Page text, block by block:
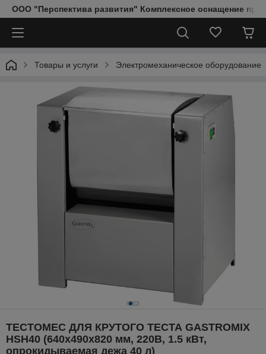
ООО "Перспектива развития" Комплексное оснащение
Товары и услуги Электромеханическое оборудование
ТЕСТОМЕС ДЛЯ КРУТОГО ТЕСТА GASTROMIX
HSH40 (640х490х820 мм, 220В, 1.5 кВт,
опрокидываемая дежа 40 л)